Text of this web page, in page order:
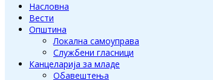
Насловна
Вести
Општина
Локална самоуправа
Службени гласници
Канцеларија за младе
Обавештења